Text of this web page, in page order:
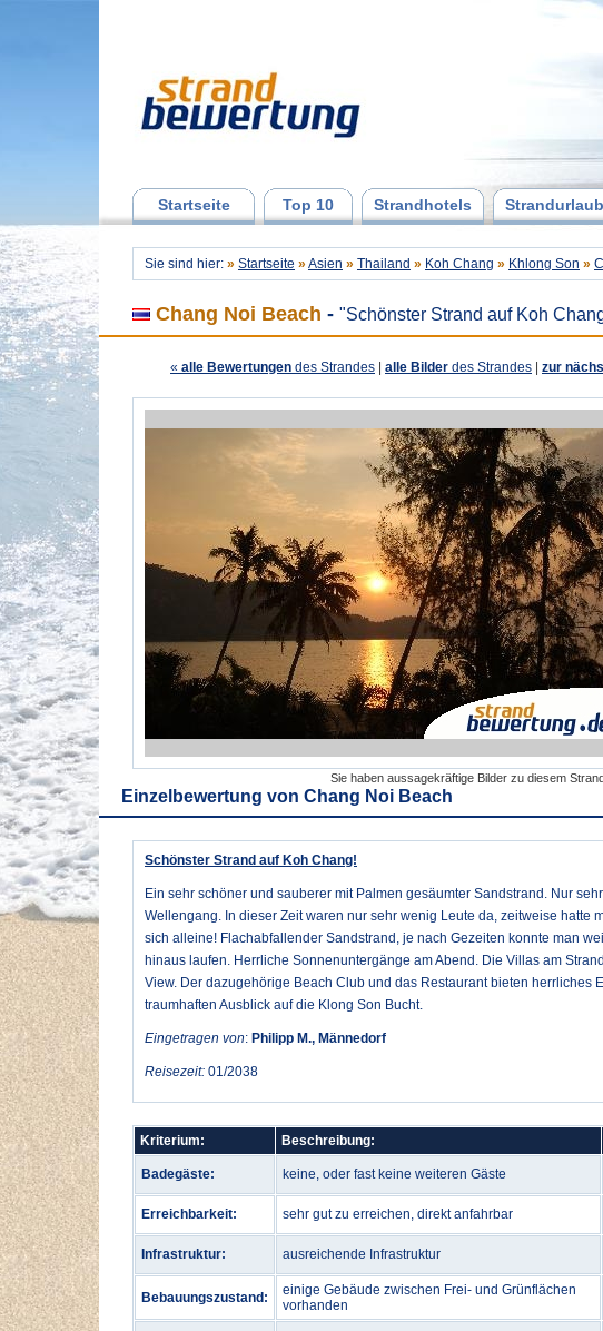
Startseite Top 10 Strandhotels Strandurlaub
Sie sind hier: » Startseite » Asien » Thailand » Koh Chang » Khlong Son »
Chang Noi Beach - "Schönster Strand auf Koh
« alle Bewertungen des Strandes alle Bilder des Strandes zur
Sie haben aussagekräftige Bilder zu diesem
Einzelbewertung von Chang Noi Beach
Schönster Strand auf Koh Chang!
Ein sehr schöner und sauberer mit Palmen gesäumter Sandstrand. Nur
Wellengang. In dieser Zeit waren nur sehr wenig Leute da, zeitweise hatte
sich alleine! Flachabfallender Sandstrand, je nach Gezeiten konnte man
hinaus laufen. Herrliche Sonnenuntergänge am Abend. Die Villas am
View. Der dazugehörige Beach Club und das Restaurant bieten herrliches
traumhaften Ausblick auf die Klong Son Bucht.
Eingetragen von: Philipp M., Männedorf
Reisezeit: 01/2038
Kriterium: Beschreibung:
Badegäste: keine, oder fast keine weiteren Gäste
Erreichbarkeit: sehr gut zu erreichen, direkt anfahrbar
Infrastruktur: ausreichende Infrastruktur
Bebauungszustand:
einige Gebäude zwischen Frei- und Grünflächen
vorhanden